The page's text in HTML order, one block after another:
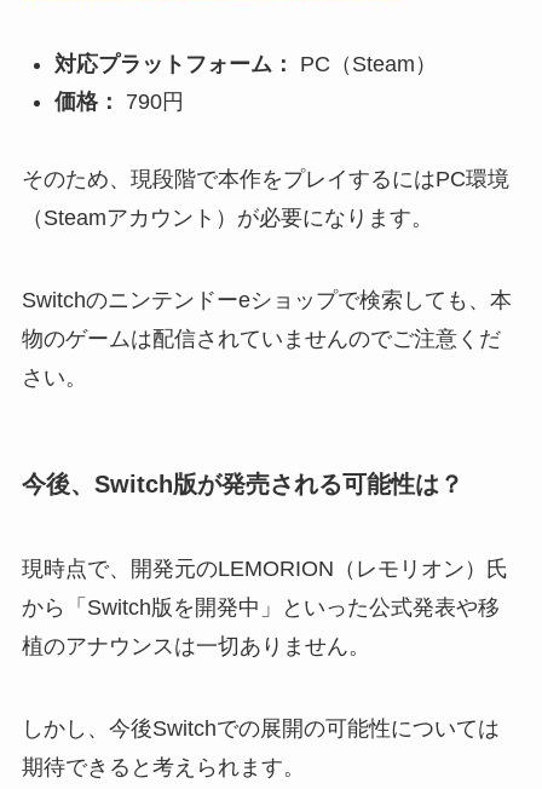
対応プラットフォーム：
PC（Steam）
価格：
790円
そのため、現段階で本作をプレイするにはPC環境
（Steamアカウント）が必要になります。
Switchのニンテンドーeショップで検索しても、本
物のゲームは配信されていませんのでご注意くだ
さい。
今後、Switch版が発売される可能性は？
現時点で、開発元のLEMORION（レモリオン）氏
から「Switch版を開発中」といった公式発表や移
植のアナウンスは一切ありません。
しかし、今後Switchでの展開の可能性については
期待できると考えられます。